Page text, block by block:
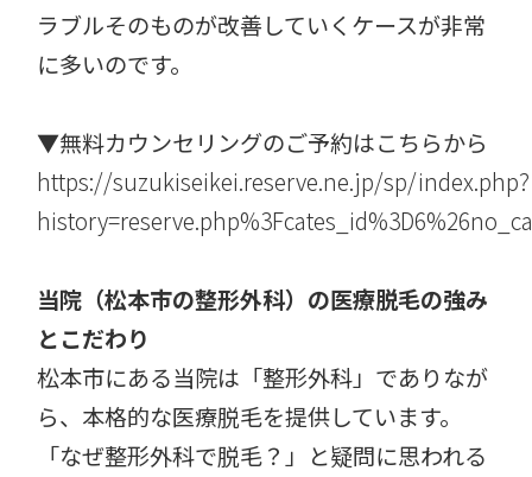
ラブルそのものが改善していくケースが非常
に多いのです。
▼無料カウンセリングのご予約はこちらから
https://suzukiseikei.reserve.ne.jp/sp/index.php?
当院（松本市の整形外科）の医療脱毛の強み
とこだわり
松本市にある当院は「整形外科」でありなが
ら、本格的な医療脱毛を提供しています。
「なぜ整形外科で脱毛？」と疑問に思われる